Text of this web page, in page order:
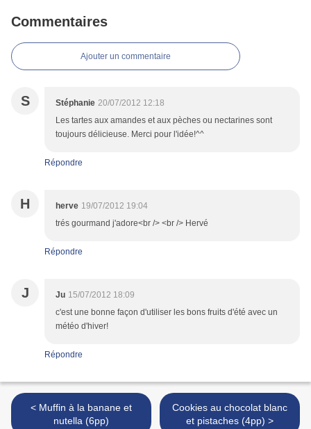
Commentaires
Ajouter un commentaire
S Stéphanie 20/07/2012 12:18
Les tartes aux amandes et aux pèches ou nectarines sont
toujours délicieuse. Merci pour l'idée!^^
Répondre
H herve 19/07/2012 19:04
trés gourmand j'adore<br /> <br /> Hervé
Répondre
J Ju 15/07/2012 18:09
c'est une bonne façon d'utiliser les bons fruits d'été avec un
météo d'hiver!
Répondre
< Muffin à la banane et
nutella (6pp)
Cookies au chocolat blanc
et pistaches (4pp) >